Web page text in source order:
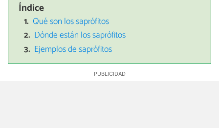
Índice
Qué son los saprófitos
Dónde están los saprófitos
Ejemplos de saprófitos